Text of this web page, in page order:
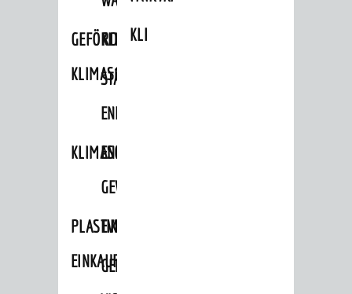
GEFÖRDERTE
KLIMASCHUTZMASSNAHMEN
KLIMASCHUTZKONZEPT
STÄDTISCHES
ENERGIEMANAGEMENT
KLIMASCHUTZKOMMISSION
ENERGIEKARAWANE
GEWERBE
PLASTIKTÜTENFREIE
EINKAUFSSTADT
EVENTS
GEMEINSAME
KLEIDERTAUSCHBÖRSE